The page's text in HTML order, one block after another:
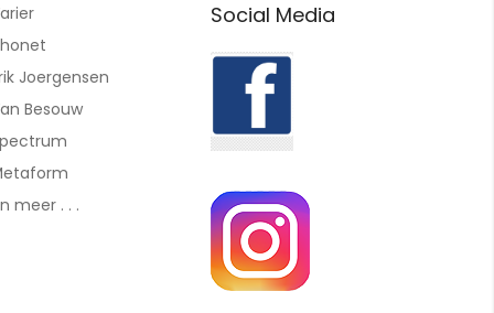
Joergensen
Besouw
meer . . .
Social Media